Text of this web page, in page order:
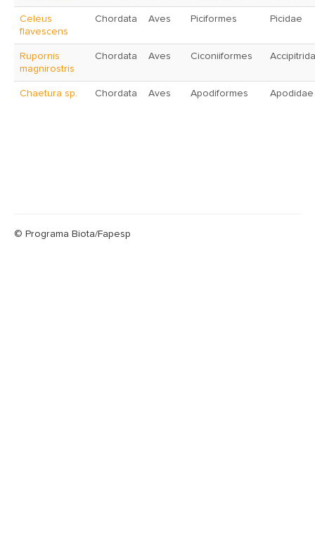
Celeus
flavescens
Chordata Aves Piciformes Picidae
Rupornis
magnirostris
Chordata Aves Ciconiiformes
Chaetura sp. Chordata Aves Apodiformes Apodidae
© Programa Biota/Fapesp